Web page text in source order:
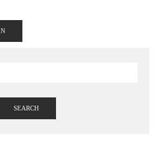
SEARCH